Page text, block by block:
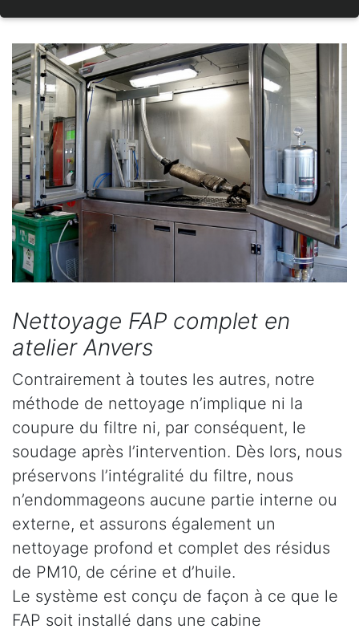
Nettoyage FAP complet en
atelier Anvers
Contrairement à toutes les autres, notre
méthode de nettoyage n’implique ni la
coupure du filtre ni, par conséquent, le
soudage après l’intervention. Dès lors, nous
préservons l’intégralité du filtre, nous
n’endommageons aucune partie interne ou
externe, et assurons également un
nettoyage profond et complet des résidus
de PM10, de cérine et d’huile.
Le système est conçu de façon à ce que le
FAP soit installé dans une cabine